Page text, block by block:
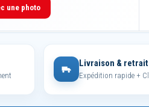
une photo
Livraison & retrait
Expédition rapide +